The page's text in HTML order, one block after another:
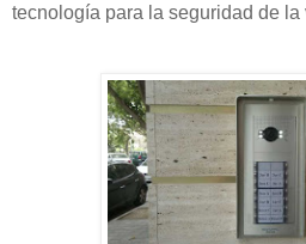
tecnología para la seguridad de la